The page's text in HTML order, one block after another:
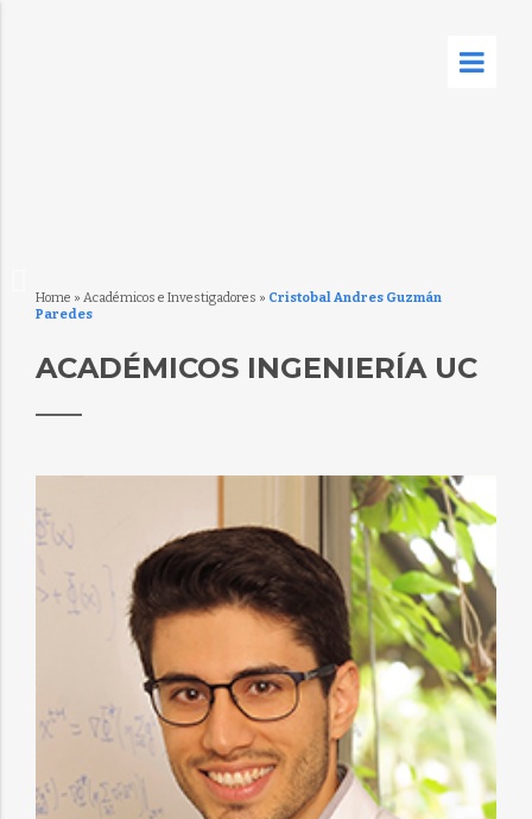
Home » Académicos e Investigadores » Cristobal Andres Guzmán
Paredes
ACADÉMICOS INGENIERÍA UC